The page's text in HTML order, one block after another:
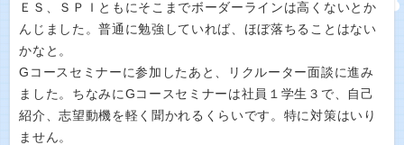
ＥＳ、ＳＰＩともにそこまでボーダーラインは高くないとか
んじました。普通に勉強していれば、ほぼ落ちることはない
かなと。
Gコースセミナーに参加したあと、リクルーター面談に進み
ました。ちなみにGコースセミナーは社員１学生３で、自己
紹介、志望動機を軽く聞かれるくらいです。特に対策はいり
ません。